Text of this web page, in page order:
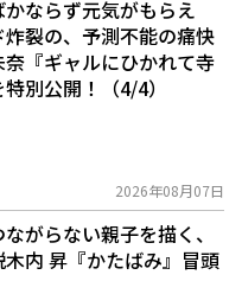
かならず元気がもらえ
裂の、予測不能の痛快
『ギャルにひかれて寺
別公開！（4/4）
2026年08月07日
がらない親子を描く、
木内 昇『かたばみ』冒頭